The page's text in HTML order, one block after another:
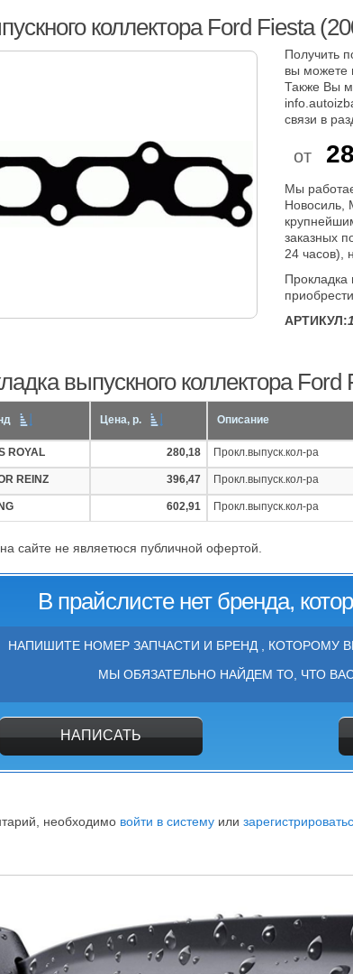
коллектора Ford Fiesta
Получить
вы можете
Также Вы
связи в
от
Мы
Новосиль,
заказных
24 часов),
Прокладка
АРТИКУЛ:
выпускного коллектора
Цена, р. Описание
ROYAL 280,18 Прокл.выпуск.кол-ра
REINZ 396,47 Прокл.выпуск.кол-ра
602,91 Прокл.выпуск.кол-ра
сайте не являетюся публичной офертой.
В прайслисте нет бренда,
НАПИШИТЕ НОМЕР ЗАПЧАСТИ И БРЕНД , КОТОРОМУ
МЫ ОБЯЗАТЕЛЬНО НАЙДЕМ ТО, ЧТО
НАПИСАТЬ
необходимо войти в систему или